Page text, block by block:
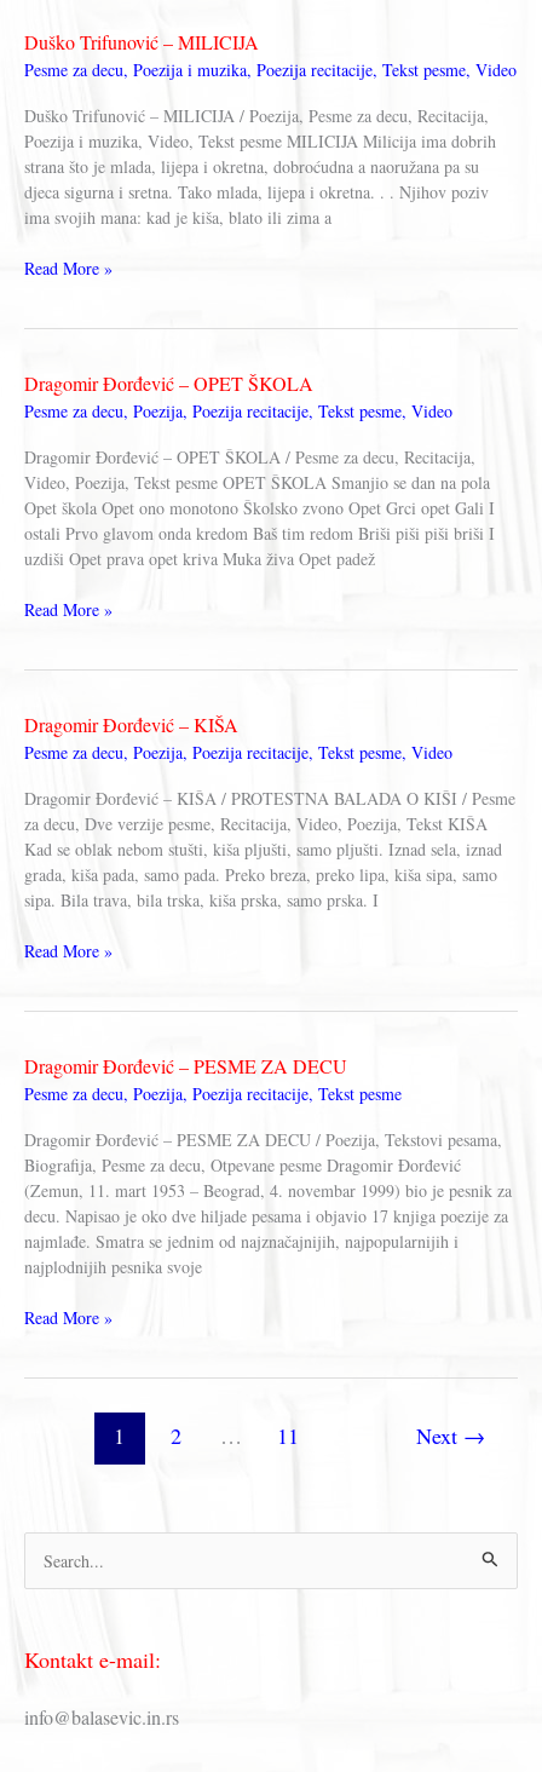
Video,
Knjige,
pesama
Duško Trifunović – MILICIJA
Pesme za decu, Poezija i muzika, Poezija recitacije, Tekst pesme, Video
Duško Trifunović – MILICIJA / Poezija, Pesme za decu, Recitacija,
Poezija i muzika, Video, Tekst pesme MILICIJA Milicija ima dobrih
strana što je mlada, lijepa i okretna, dobroćudna a naoružana pa su
djeca sigurna i sretna. Tako mlada, lijepa i okretna. . . Njihov poziv
ima svojih mana: kad je kiša, blato ili zima a
Duško
Read More »
Dragomir Đorđević – OPET ŠKOLA
Pesme za decu, Poezija, Poezija recitacije, Tekst pesme, Video
Dragomir Đorđević – OPET ŠKOLA / Pesme za decu, Recitacija,
Video, Poezija, Tekst pesme OPET ŠKOLA Smanjio se dan na pola
Opet škola Opet ono monotono Školsko zvono Opet Grci opet Gali I
ostali Prvo glavom onda kredom Baš tim redom Briši piši piši briši I
uzdiši Opet prava opet kriva Muka živa Opet padež
Dragomir
Read More »
Dragomir Đorđević – KIŠA
Pesme za decu, Poezija, Poezija recitacije, Tekst pesme, Video
Dragomir Đorđević – KIŠA / PROTESTNA BALADA O KIŠI / Pesme
za decu, Dve verzije pesme, Recitacija, Video, Poezija, Tekst KIŠA
Kad se oblak nebom stušti, kiša pljušti, samo pljušti. Iznad sela, iznad
grada, kiša pada, samo pada. Preko breza, preko lipa, kiša sipa, samo
sipa. Bila trava, bila trska, kiša prska, samo prska. I
Dragomir
Read More »
Dragomir Đorđević – PESME ZA DECU
Pesme za decu, Poezija, Poezija recitacije, Tekst pesme
Dragomir Đorđević – PESME ZA DECU / Poezija, Tekstovi pesama,
Biografija, Pesme za decu, Otpevane pesme Dragomir Đorđević
(Zemun, 11. mart 1953 – Beograd, 4. novembar 1999) bio je pesnik za
decu. Napisao je oko dve hiljade pesama i objavio 17 knjiga poezije za
najmlađe. Smatra se jednim od najznačajnijih, najpopularnijih i
najplodnijih pesnika svoje
Dragomir
Read More »
1 2 … 11 Next →
р
т
Kontakt e-mail:
info@balasevic.in.rs